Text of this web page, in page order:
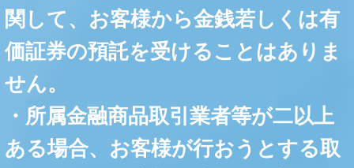
関して、お客様から金銭若しくは有
価証券の預託を受けることはありま
せん。
・所属金融商品取引業者等が二以上
ある場合、お客様が行おうとする取